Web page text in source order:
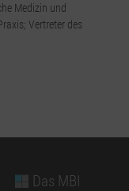
Medizin und
Vertreter des
Das MBI